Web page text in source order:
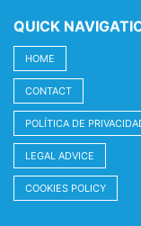
QUICK
HOME
CONTACT
POLÍTICA DE
LEGAL ADVICE
COOKIES POLICY